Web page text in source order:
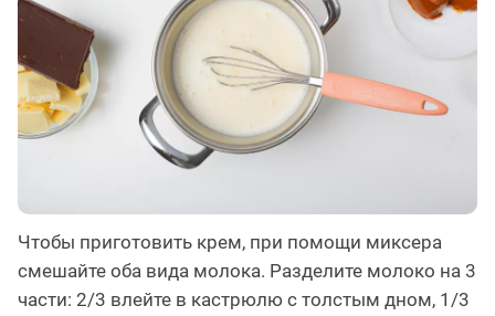
Чтобы приготовить крем, при помощи миксера
смешайте оба вида молока. Разделите молоко на 3
части: 2/3 влейте в кастрюлю с толстым дном, 1/3